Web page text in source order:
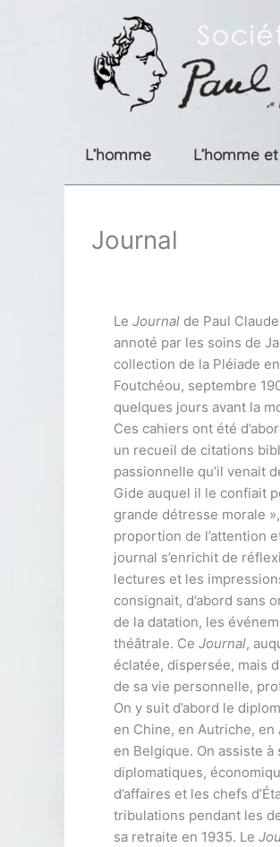
L’homme L’homme
Journal
Le Journal de Paul
annoté par les soins de
collection de la Pléiade
Foutchéou, septembre
quelques jours avant la
Ces cahiers ont été
un recueil de citations
passionnelle qu’il venait
Gide auquel il le confiait
grande détresse morale
proportion de l’attention
journal s’enrichit de
lectures et les
consignait, d’abord sans
de la datation, les
théâtrale. Ce Journal,
éclatée, dispersée, mais
de sa vie personnelle,
On y suit d’abord le
en Chine, en Autriche, en
en Belgique. On assiste à
diplomatiques,
d’affaires et les chefs
tribulations pendant les
sa retraite en 1935. Le